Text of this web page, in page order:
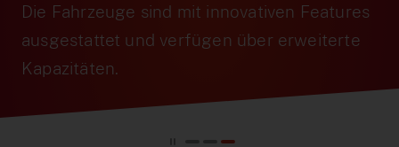
Anreise Signal Iduna Park
DeutschlandTicket Sozial
Preisstufen
Partnerangebote
DOtick-App
Übersicht
Ticketshop
Die Fahrzeuge sind mit innovativen Features
ausgestattet und verfügen über erweiterte
Kapazitäten.